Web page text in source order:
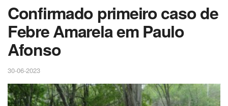
Confirmado primeiro caso de
Febre Amarela em Paulo
Afonso
30-06-2023